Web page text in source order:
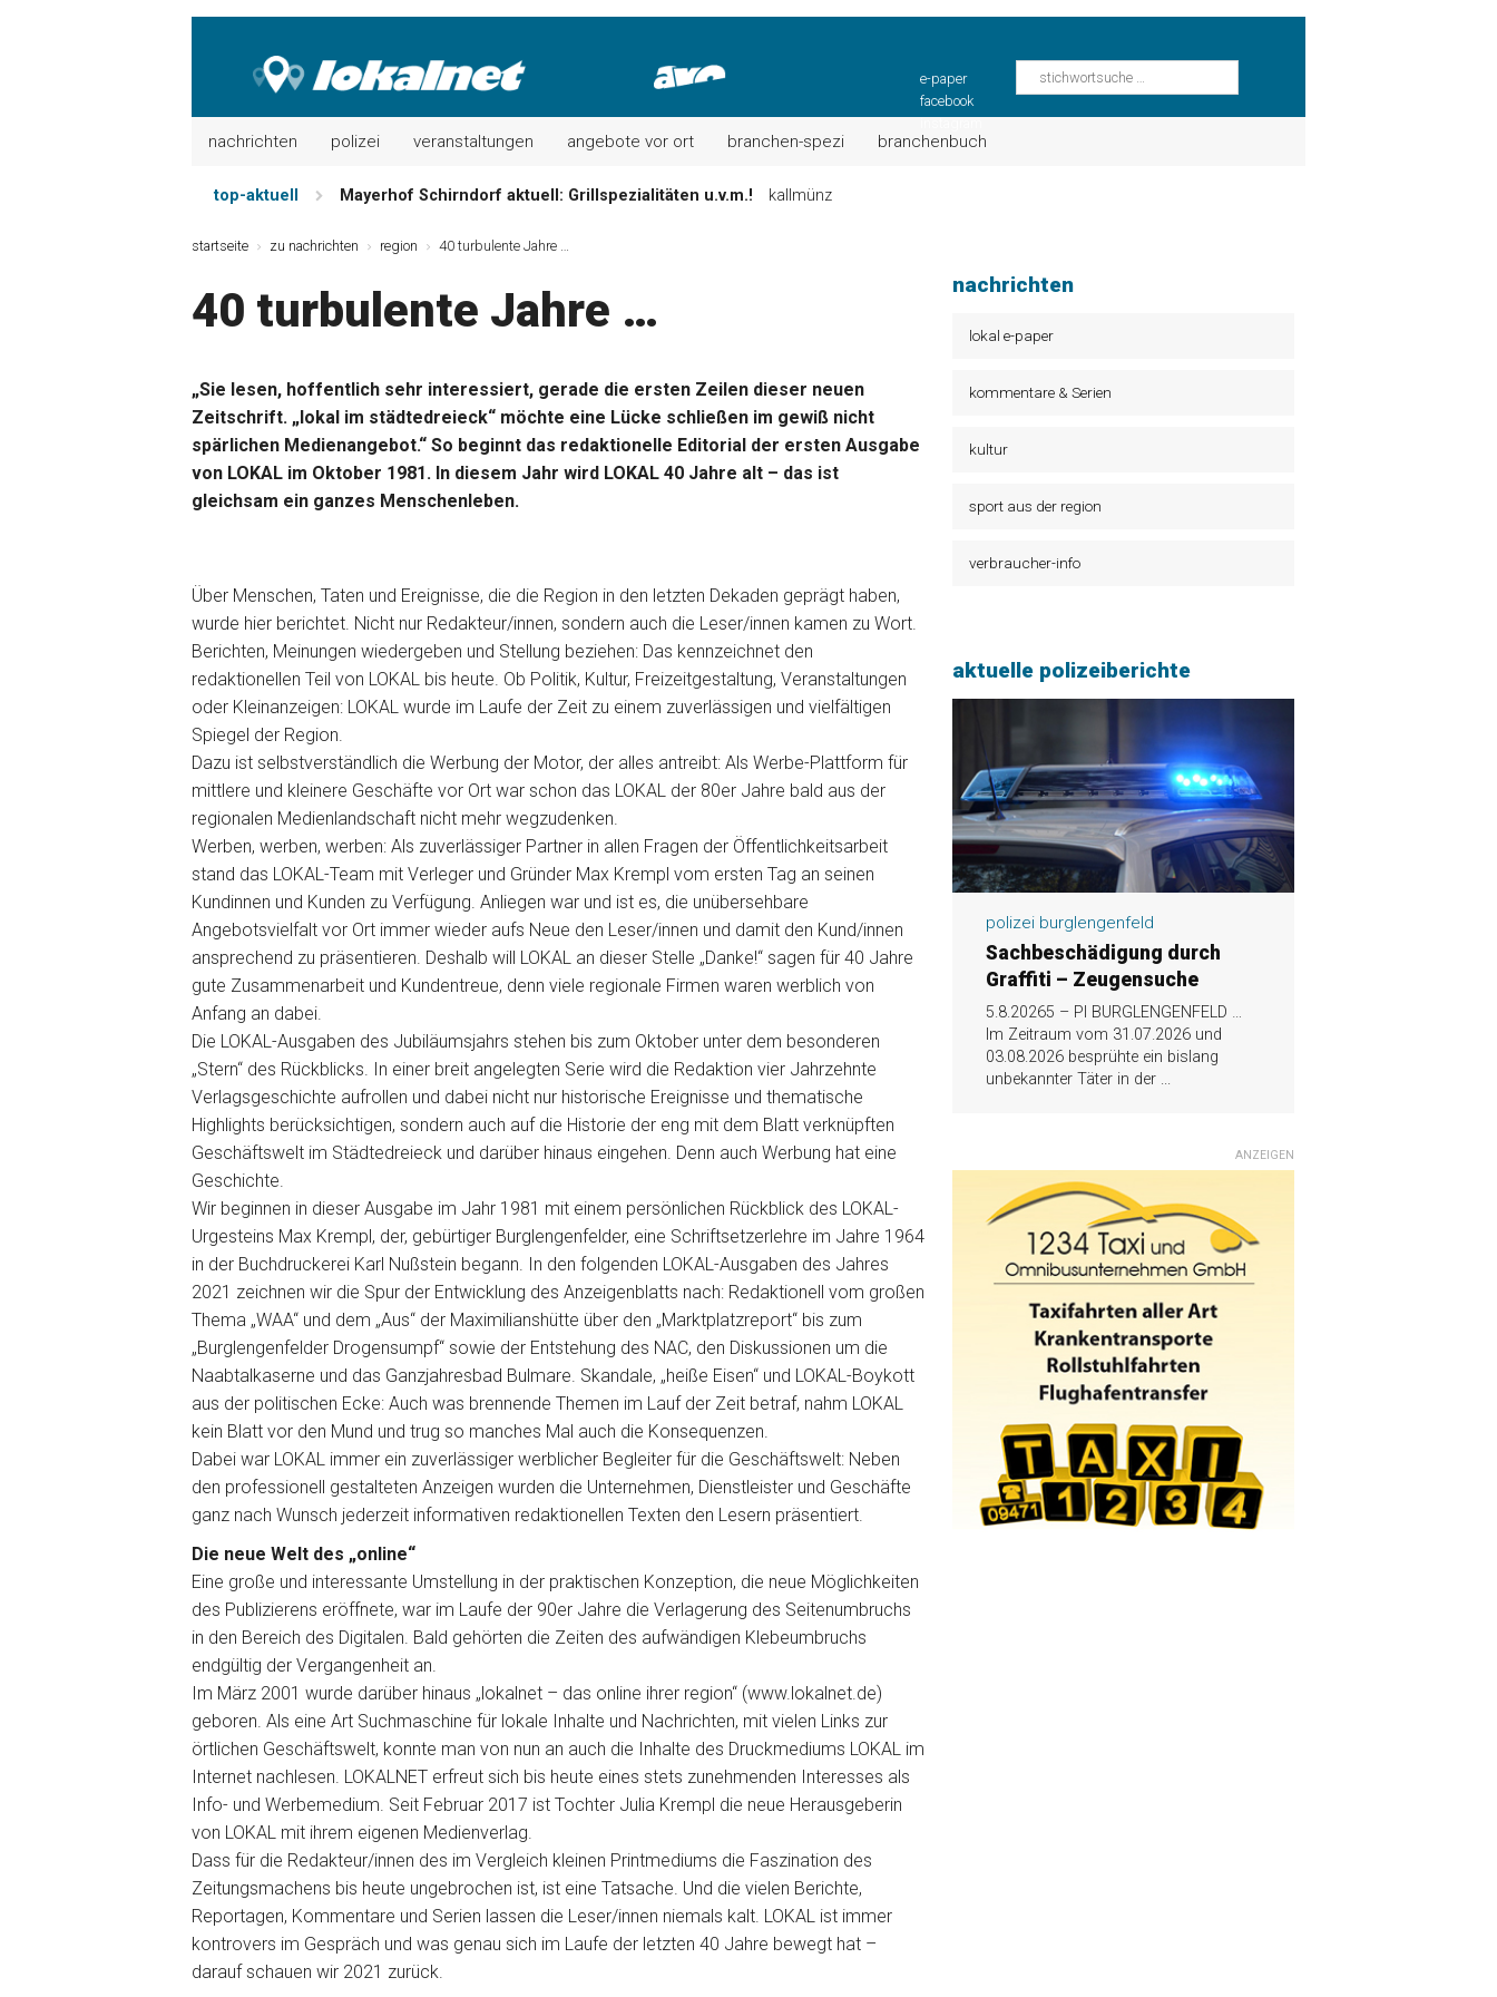
e-paper
facebook
nachrichten polizei veranstaltungen angebote vor ort branchen-spezi branchenbuch
top-aktuell Mayerhof Schirndorf aktuell: Grillspezialitäten u.v.m.! kallmünz
Meindl Metzgerei: Wochen-Speisekarte und mehr …
burglengenfeld
Nutzen Sie aktuelle Angebote Ihrer Region!
Metzgerei Hummel: Aktuelles Wochenangebot!
startseite zu nachrichten region 40 turbulente Jahre …
40 turbulente Jahre …
„Sie lesen, hoffentlich sehr interessiert, gerade die ersten Zeilen dieser neuen
Zeitschrift. „lokal im städtedreieck“ möchte eine Lücke schließen im gewiß nicht
spärlichen Medienangebot.“ So beginnt das redaktionelle Editorial der ersten Ausgabe
von LOKAL im Oktober 1981. In diesem Jahr wird LOKAL 40 Jahre alt – das ist
gleichsam ein ganzes Menschenleben.
Über Menschen, Taten und Ereignisse, die die Region in den letzten Dekaden geprägt haben,
wurde hier berichtet. Nicht nur Redakteur/innen, sondern auch die Leser/innen kamen zu Wort.
Berichten, Meinungen wiedergeben und Stellung beziehen: Das kennzeichnet den
redaktionellen Teil von LOKAL bis heute. Ob Politik, Kultur, Freizeitgestaltung, Veranstaltungen
oder Kleinanzeigen: LOKAL wurde im Laufe der Zeit zu einem zuverlässigen und vielfältigen
Spiegel der Region.
Dazu ist selbstverständlich die Werbung der Motor, der alles antreibt: Als Werbe-Plattform für
mittlere und kleinere Geschäfte vor Ort war schon das LOKAL der 80er Jahre bald aus der
regionalen Medienlandschaft nicht mehr wegzudenken.
Werben, werben, werben: Als zuverlässiger Partner in allen Fragen der Öffentlichkeitsarbeit
stand das LOKAL-Team mit Verleger und Gründer Max Krempl vom ersten Tag an seinen
Kundinnen und Kunden zu Verfügung. Anliegen war und ist es, die unübersehbare
Angebotsvielfalt vor Ort immer wieder aufs Neue den Leser/innen und damit den Kund/innen
ansprechend zu präsentieren. Deshalb will LOKAL an dieser Stelle „Danke!“ sagen für 40 Jahre
gute Zusammenarbeit und Kundentreue, denn viele regionale Firmen waren werblich von
Anfang an dabei.
Die LOKAL-Ausgaben des Jubiläumsjahrs stehen bis zum Oktober unter dem besonderen
„Stern“ des Rückblicks. In einer breit angelegten Serie wird die Redaktion vier Jahrzehnte
Verlagsgeschichte aufrollen und dabei nicht nur historische Ereignisse und thematische
Highlights berücksichtigen, sondern auch auf die Historie der eng mit dem Blatt verknüpften
Geschäftswelt im Städtedreieck und darüber hinaus eingehen. Denn auch Werbung hat eine
Geschichte.
Wir beginnen in dieser Ausgabe im Jahr 1981 mit einem persönlichen Rückblick des LOKAL-
Urgesteins Max Krempl, der, gebürtiger Burglengenfelder, eine Schriftsetzerlehre im Jahre 1964
in der Buchdruckerei Karl Nußstein begann. In den folgenden LOKAL-Ausgaben des Jahres
2021 zeichnen wir die Spur der Entwicklung des Anzeigenblatts nach: Redaktionell vom großen
Thema „WAA“ und dem „Aus“ der Maximilianshütte über den „Marktplatzreport“ bis zum
„Burglengenfelder Drogensumpf“ sowie der Entstehung des NAC, den Diskussionen um die
Naabtalkaserne und das Ganzjahresbad Bulmare. Skandale, „heiße Eisen“ und LOKAL-Boykott
aus der politischen Ecke: Auch was brennende Themen im Lauf der Zeit betraf, nahm LOKAL
kein Blatt vor den Mund und trug so manches Mal auch die Konsequenzen.
Dabei war LOKAL immer ein zuverlässiger werblicher Begleiter für die Geschäftswelt: Neben
den professionell gestalteten Anzeigen wurden die Unternehmen, Dienstleister und Geschäfte
ganz nach Wunsch jederzeit informativen redaktionellen Texten den Lesern präsentiert.
Die neue Welt des „online“
Eine große und interessante Umstellung in der praktischen Konzeption, die neue Möglichkeiten
des Publizierens eröffnete, war im Laufe der 90er Jahre die Verlagerung des Seitenumbruchs
in den Bereich des Digitalen. Bald gehörten die Zeiten des aufwändigen Klebeumbruchs
endgültig der Vergangenheit an.
Im März 2001 wurde darüber hinaus „lokalnet – das online ihrer region“ (www.lokalnet.de)
geboren. Als eine Art Suchmaschine für lokale Inhalte und Nachrichten, mit vielen Links zur
örtlichen Geschäftswelt, konnte man von nun an auch die Inhalte des Druckmediums LOKAL im
Internet nachlesen. LOKALNET erfreut sich bis heute eines stets zunehmenden Interesses als
Info- und Werbemedium. Seit Februar 2017 ist Tochter Julia Krempl die neue Herausgeberin
von LOKAL mit ihrem eigenen Medienverlag.
Dass für die Redakteur/innen des im Vergleich kleinen Printmediums die Faszination des
Zeitungsmachens bis heute ungebrochen ist, ist eine Tatsache. Und die vielen Berichte,
Reportagen, Kommentare und Serien lassen die Leser/innen niemals kalt. LOKAL ist immer
kontrovers im Gespräch und was genau sich im Laufe der letzten 40 Jahre bewegt hat –
darauf schauen wir 2021 zurück.
nachrichten
lokal e-paper
kommentare & Serien
kultur
sport aus der region
verbraucher-info
aktuelle polizeiberichte
polizei burglengenfeld
Sachbeschädigung durch
Graffiti – Zeugensuche
5.8.20265 – PI BURGLENGENFELD …
Im Zeitraum vom 31.07.2026 und
03.08.2026 besprühte ein bislang
unbekannter Täter in der ...
ANZEIGEN